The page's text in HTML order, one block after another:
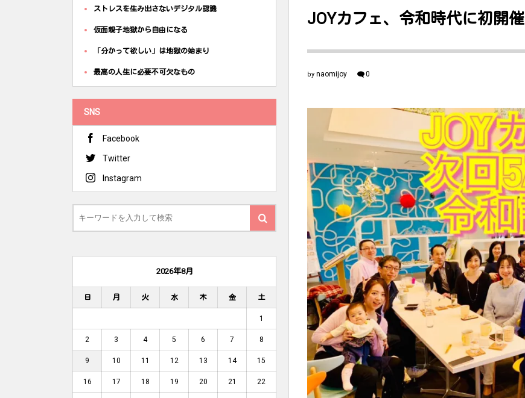
JOYカフェ、令和時代に初開催
by naomijoy 0
ストレスを生み出さないデジタル認識
仮面親子地獄から自由になる
「分かって欲しい」は地獄の始まり
最高の人生に必要不可欠なもの
SNS
Facebook
Twitter
Instagram
2026年8月
日 月 火 水 木 金 土
1
2 3 4 5 6 7 8
9 10 11 12 13 14 15
16 17 18 19 20 21 22